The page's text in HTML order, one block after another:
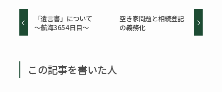
「遺言書」について
～航海3654日目～
空き家問題と相続登記
の義務化
この記事を書いた人